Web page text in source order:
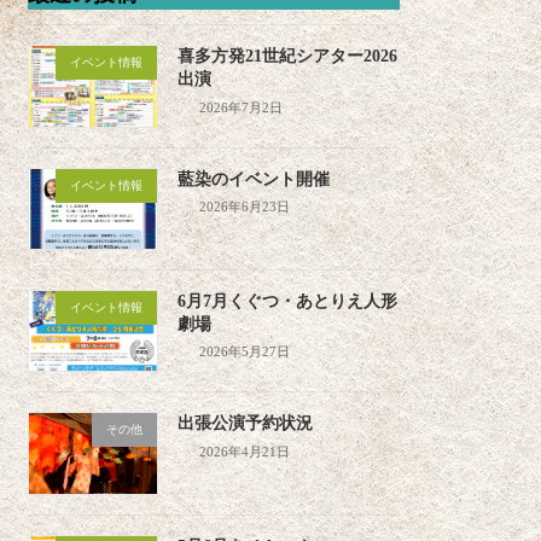
イベント情報
喜多方発21世紀シアター2026
出演
2026年7月2日
イベント情報 藍染のイベント開催
2026年6月23日
イベント情報
6月7月くぐつ・あとりえ人形
劇場
2026年5月27日
その他 出張公演予約状況
2026年4月21日